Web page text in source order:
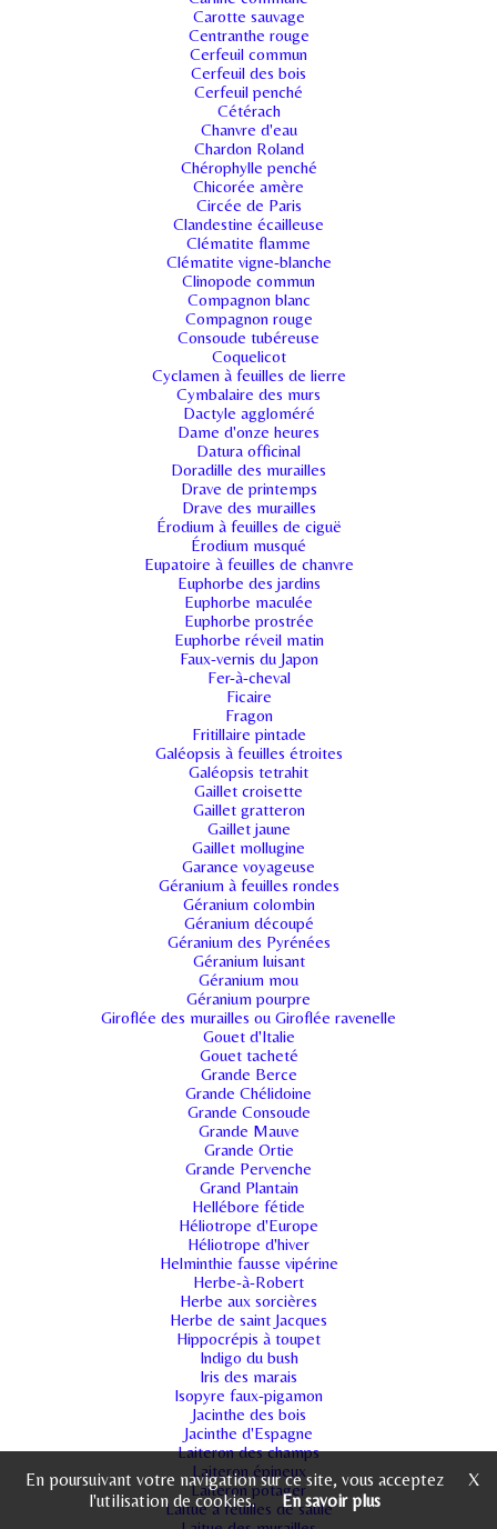
Carotte sauvage
Centranthe rouge
Cerfeuil commun
Cerfeuil des bois
Cerfeuil penché
Cétérach
Chanvre d'eau
Chardon Roland
Chérophylle penché
Chicorée amère
Circée de Paris
Clandestine écailleuse
Clématite flamme
Clématite vigne-blanche
Clinopode commun
Compagnon blanc
Compagnon rouge
Consoude tubéreuse
Coquelicot
Cyclamen à feuilles de lierre
Cymbalaire des murs
Dactyle aggloméré
Dame d'onze heures
Datura officinal
Doradille des murailles
Drave de printemps
Drave des murailles
Érodium à feuilles de ciguë
Érodium musqué
Eupatoire à feuilles de chanvre
Euphorbe des jardins
Euphorbe maculée
Euphorbe prostrée
Euphorbe réveil matin
Faux-vernis du Japon
Fer-à-cheval
Ficaire
Fragon
Fritillaire pintade
Galéopsis à feuilles étroites
Galéopsis tetrahit
Gaillet croisette
Gaillet gratteron
Gaillet jaune
Gaillet mollugine
Garance voyageuse
Géranium à feuilles rondes
Géranium colombin
Géranium découpé
Géranium des Pyrénées
Géranium luisant
Géranium mou
Géranium pourpre
Giroflée des murailles ou Giroflée ravenelle
Gouet d'Italie
Gouet tacheté
Grande Berce
Grande Chélidoine
Grande Consoude
Grande Mauve
Grande Ortie
Grande Pervenche
Grand Plantain
Hellébore fétide
Héliotrope d'Europe
Héliotrope d'hiver
Helminthie fausse vipérine
Herbe-à-Robert
Herbe aux sorcières
Herbe de saint Jacques
Hippocrépis à toupet
Indigo du bush
Iris des marais
Isopyre faux-pigamon
Jacinthe des bois
Jacinthe d'Espagne
Laiteron des champs
Laiteron épineux
Laiteron potager
Laitue à feuilles de saule
En poursuivant votre navigation sur ce site, vous acceptez
l'utilisation de cookies.
En savoir plus
X